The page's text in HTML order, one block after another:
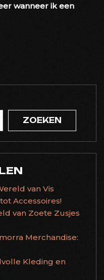
wanneer ik een
ZOEKEN
van Vis
Accessoires!
van Zoete Zusjes
Merchandise:
Kleding en